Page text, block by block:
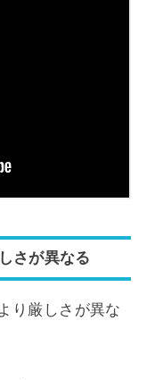
さが異なる
り厳しさが異な